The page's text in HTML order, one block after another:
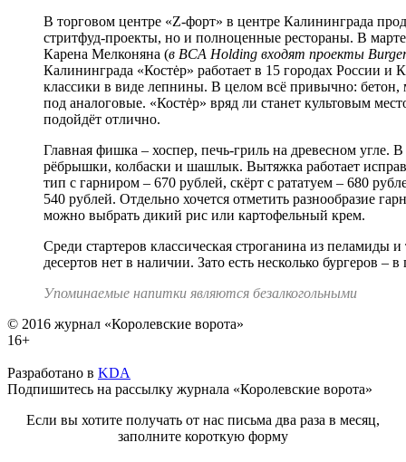
В торговом центре «Z-форт» в центре Калининграда
стритфуд-проекты, но и полноценные рестораны. В марте
Карена Мелконяна (в BCA Holding входят проекты
Калининграда «Костėр» работает в 15 городах России и
классики в виде лепнины. В целом всё привычно: бетон,
под аналоговые. «Костėр» вряд ли станет культовым
подойдёт отлично.
Главная фишка – хоспер, печь-гриль на древесном
рёбрышки, колбаски и шашлык. Вытяжка работает
тип с гарниром – 670 рублей, скёрт с рататуем – 680
540 рублей. Отдельно хочется отметить разнообразие
можно выбрать дикий рис или картофельный крем.
Среди стартеров классическая строганина из пеламиды
десертов нет в наличии. Зато есть несколько бургеров –
Упоминаемые напитки являются безалкогольными
© 2016 журнал «Королевские ворота»
16+
Разработано в KDA
Подпишитесь на рассылку журнала «Королевские ворота»
Если вы хотите получать от нас письма два раза в месяц,
заполните короткую форму